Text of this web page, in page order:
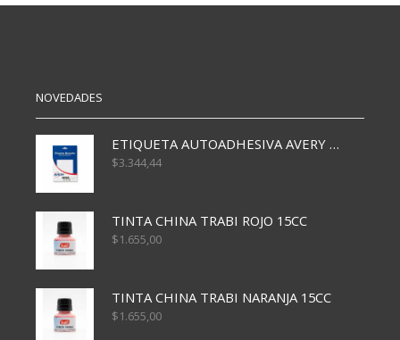
OSCURO
cantidad
NOVEDADES
ETIQUETA AUTOADHESIVA AVERY 3026 30H 20 X 70
$3.344,44
TINTA CHINA TRABI ROJO 15CC
$1.655,00
TINTA CHINA TRABI NARANJA 15CC
$1.655,00